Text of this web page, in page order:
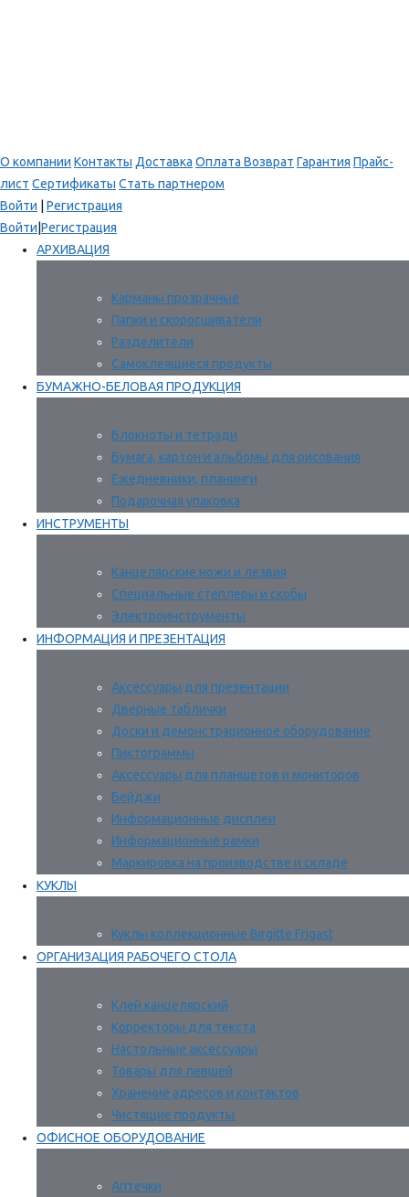
О компании Контакты Доставка Оплата Возврат Гарантия Прайс-
лист Сертификаты Стать партнером
Войти
Регистрация
Войти Регистрация
АРХИВАЦИЯ
Карманы прозрачные
Папки и скоросшиватели
Разделители
Самоклеящиеся продукты
БУМАЖНО-БЕЛОВАЯ ПРОДУКЦИЯ
Блокноты и тетради
Бумага, картон и альбомы для рисования
Ежедневники, планинги
Подарочная упаковка
ИНСТРУМЕНТЫ
Канцелярские ножи и лезвия
Специальные степлеры и скобы
Электроинструменты
ИНФОРМАЦИЯ И ПРЕЗЕНТАЦИЯ
Аксессуары для презентации
Дверные таблички
Доски и демонстрационное оборудование
Пиктограммы
Аксессуары для планшетов и мониторов
Бейджи
Информационные дисплеи
Информационные рамки
Маркировка на производстве и складе
КУКЛЫ
Куклы коллекционные Birgitte Frigast
ОРГАНИЗАЦИЯ РАБОЧЕГО СТОЛА
Клей канцелярский
Корректоры для текста
Настольные аксессуары
Товары для левшей
Хранение адресов и контактов
Чистящие продукты
ОФИСНОЕ ОБОРУДОВАНИЕ
Аптечки